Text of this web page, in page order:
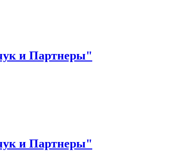
и Партнеры"
и Партнеры"